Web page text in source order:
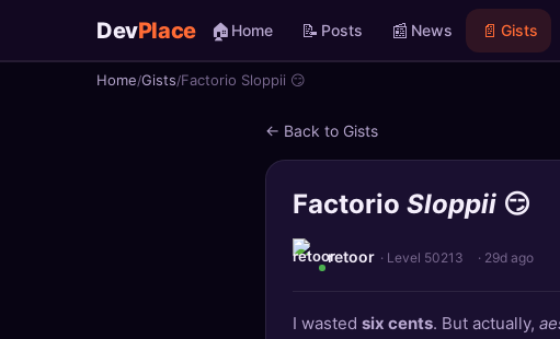
DevPlace 🏠 Home 📝 Posts 📰 News 📄 Gists
Home Gists Factorio Sloppii 😏
← Back to Gists
Factorio Sloppii 😏
retoor · Level 50213 · 29d ago
I wasted six cents. But actually,